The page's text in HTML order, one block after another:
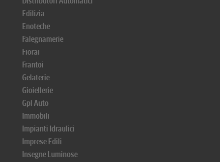
Edilizia
Enoteche
Falegnamerie
Fiorai
Frantoi
Gelaterie
Gioiellerie
Gpl Auto
Immobili
Impianti Idraulici
Imprese Edili
Insegne Luminose